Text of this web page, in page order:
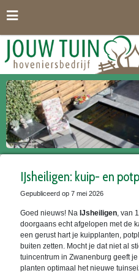
a
IJsheiligen: kuip- en
Gepubliceerd op 7 mei 2026
Goed nieuws! Na IJsheiligen , van
doorgaans echt afgelopen met de
een gerust hart je kuipplanten,
buiten zetten. Mocht je dat niet al
tuincentrum in Zwanenburg geeft
planten optimaal het nieuwe